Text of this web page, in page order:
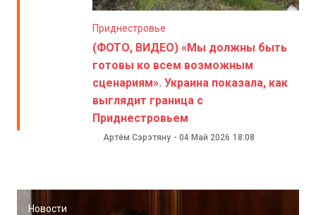
Приднестровье
(ФОТО, ВИДЕО) «Мы должны быть
готовы ко всем возможным
сценариям». Украина показала, как
выглядит граница с
Приднестровьем
Артём Сэрэтяну - 04 Май 2026 18:08
Новости